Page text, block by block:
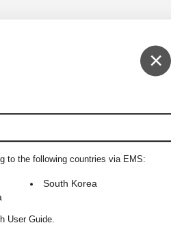
×
to the following countries via EMS:
South Korea
User Guide.
AURALEE